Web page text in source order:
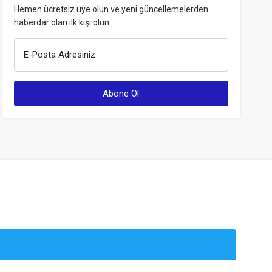
Hemen ücretsiz üye olun ve yeni güncellemelerden
haberdar olan ilk kişi olun.
E-Posta Adresiniz